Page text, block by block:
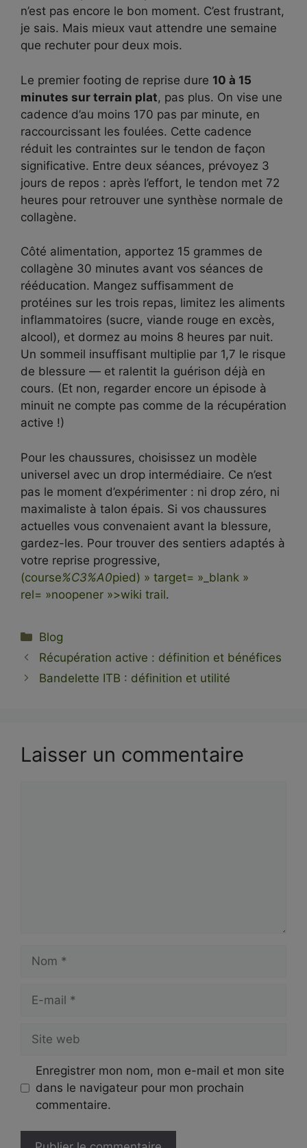
n’est pas encore le bon moment. C’est frustrant,
je sais. Mais mieux vaut attendre une semaine
que rechuter pour deux mois.
Le premier footing de reprise dure 10 à 15
minutes sur terrain plat, pas plus. On vise une
cadence d’au moins 170 pas par minute, en
raccourcissant les foulées. Cette cadence
réduit les contraintes sur le tendon de façon
significative. Entre deux séances, prévoyez 3
jours de repos : après l’effort, le tendon met 72
heures pour retrouver une synthèse normale de
collagène.
Côté alimentation, apportez 15 grammes de
collagène 30 minutes avant vos séances de
rééducation. Mangez suffisamment de
protéines sur les trois repas, limitez les aliments
inflammatoires (sucre, viande rouge en excès,
alcool), et dormez au moins 8 heures par nuit.
Un sommeil insuffisant multiplie par 1,7 le risque
de blessure — et ralentit la guérison déjà en
cours. (Et non, regarder encore un épisode à
minuit ne compte pas comme de la récupération
active !)
Pour les chaussures, choisissez un modèle
universel avec un drop intermédiaire. Ce n’est
pas le moment d’expérimenter : ni drop zéro, ni
maximaliste à talon épais. Si vos chaussures
actuelles vous convenaient avant la blessure,
gardez-les. Pour trouver des sentiers adaptés à
votre reprise progressive,
(course%C3%A0pied) » target= »_blank »
rel= »noopener »>wiki trail.
Catégories
Blog
Récupération active : définition et bénéfices
Bandelette ITB : définition et utilité
Laisser un commentaire
mail
web
Enregistrer mon nom, mon e-mail et mon site
dans le navigateur pour mon prochain
commentaire.